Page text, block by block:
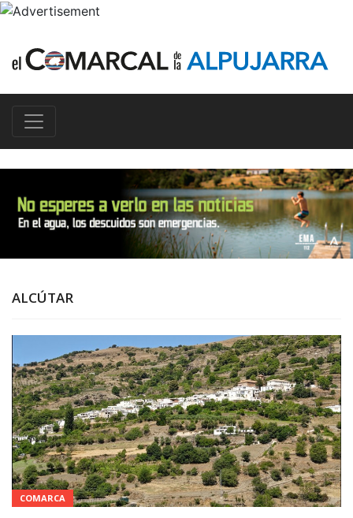
ALCÚTAR
COMARCA